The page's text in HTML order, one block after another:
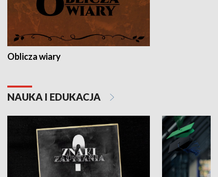
Oblicza wiary
NAUKA I EDUKACJA